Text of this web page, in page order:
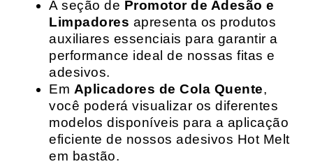
A seção de Promotor de Adesão e
Limpadores apresenta os produtos
auxiliares essenciais para garantir a
performance ideal de nossas fitas e
adesivos.
Em Aplicadores de Cola Quente,
você poderá visualizar os diferentes
modelos disponíveis para a aplicação
eficiente de nossos adesivos Hot Melt
em bastão.